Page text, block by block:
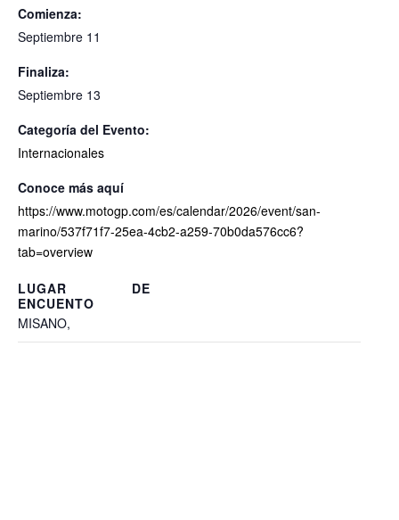
Comienza:
Septiembre 11
Finaliza:
Septiembre 13
Categoría del Evento:
Internacionales
https://www.motogp.com/es/calendar/2026/event/san-
marino/537f71f7-25ea-4cb2-a259-70b0da576cc6?
tab=overview
MISANO,